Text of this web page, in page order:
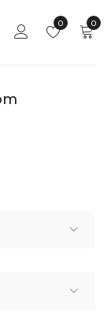
0
0